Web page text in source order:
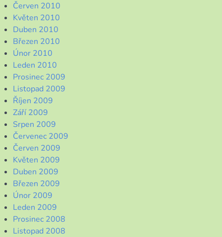
Červen 2010
Květen 2010
Duben 2010
Březen 2010
Únor 2010
Leden 2010
Prosinec 2009
Listopad 2009
Říjen 2009
Září 2009
Srpen 2009
Červenec 2009
Červen 2009
Květen 2009
Duben 2009
Březen 2009
Únor 2009
Leden 2009
Prosinec 2008
Listopad 2008